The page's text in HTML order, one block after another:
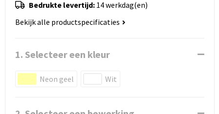
Bedrukte levertijd: 14 werkdag(en)
Bekijk alle productspecificaties
1. Selecteer een kleur
Neon geel Wit